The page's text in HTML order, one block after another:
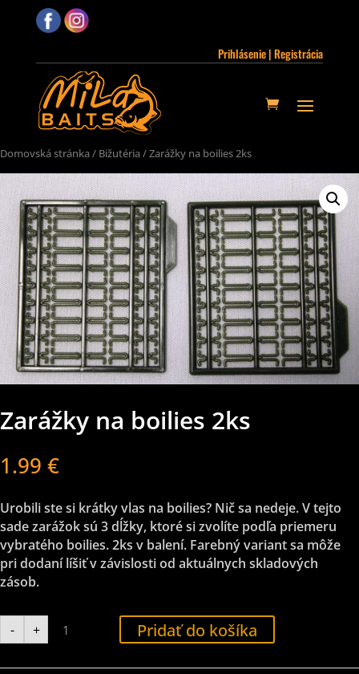
Prihlásenie | Registrácia
Domovská stránka/ Bižutéria/ Zarážky na boilies 2ks
Zarážky na boilies 2ks
1.99 €
Urobili ste si krátky vlas na boilies? Nič sa nedeje. V tejto
sade zarážok sú 3 dĺžky, ktoré si zvolíte podľa priemeru
vybratého boilies. 2ks v balení. Farebný variant sa môže
pri dodaní líšiť v závislosti od aktuálnych skladových
zásob.
-
množstvo
Zarážky
na
2ks
+ Pridať do košíka